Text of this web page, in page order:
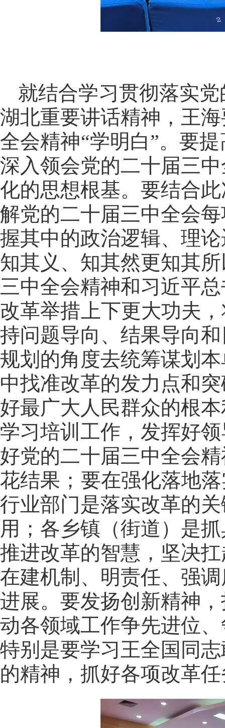
就结合学习贯彻落实
湖北重要讲话精神，王
全会精神“学明白”。要
深入领会党的二十届三
化的思想根基。要结合
解党的二十届三中全会
握其中的政治逻辑、理
知其义、知其然更知其
三中全会精神和习近平
改革举措上下更大功夫
持问题导向、结果导向
规划的角度去统筹谋划
中找准改革的发力点和
好最广大人民群众的根
学习培训工作，发挥好
好党的二十届三中全会
花结果；要在强化落地
行业部门是落实改革的
用；各乡镇（街道）是
推进改革的智慧，坚决
在建机制、明责任、强
进展。要发扬创新精神
动各领域工作争先进位
特别是要学习王全国同
的精神，抓好各项改革